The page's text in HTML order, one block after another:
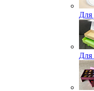
Для
Для